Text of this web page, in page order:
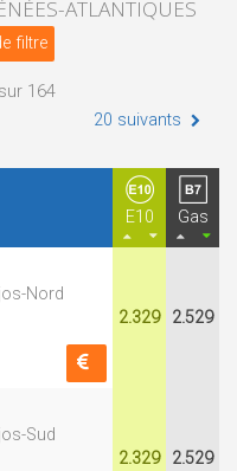
ATLANTIQUES
filtre
164
20 suivants
E10 Gas
Nord
2.329 2.529
Sud
2.329 2.529